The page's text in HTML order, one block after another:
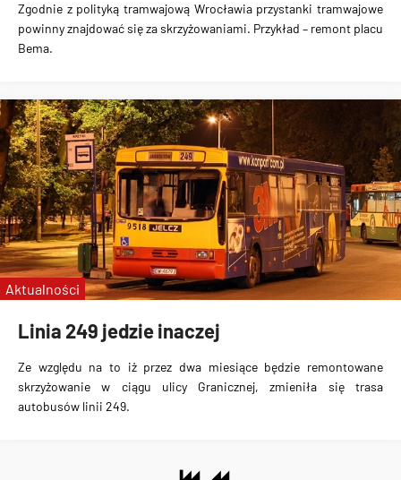
Zgodnie z polityką tramwajową Wrocławia przystanki tramwajowe
powinny znajdować się za skrzyżowaniami. Przykład – remont placu
Bema.
Linia 249 jedzie inaczej
Ze względu na to iż przez dwa miesiące będzie remontowane
skrzyżowanie w ciągu ulicy Granicznej, zmieniła się trasa
autobusów linii 249.
Aktualności